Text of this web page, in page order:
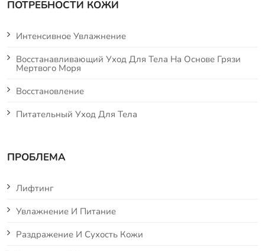
ПОТРЕБНОСТИ КОЖИ
Интенсивное Увлажнение
Восстанавливающий Уход Для Тела На Основе Грязи
Мертвого Моря
Восстановление
Питательный Уход Для Тела
ПРОБЛЕМА
Лифтинг
Увлажнение И Питание
Раздражение И Сухость Кожи